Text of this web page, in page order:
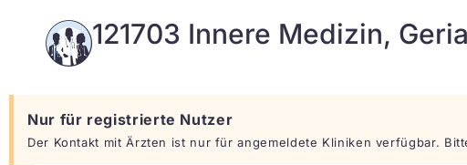
121703 Innere Medizin,
Nur für registrierte Nutzer
Der Kontakt mit Ärzten ist nur für angemeldete Kliniken verfügbar.